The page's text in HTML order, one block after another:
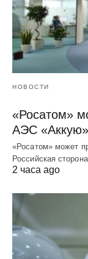
НОВОСТИ
«Росатом»
АЭС «Аккую»
«Росатом» может
Российская
2 часа ago